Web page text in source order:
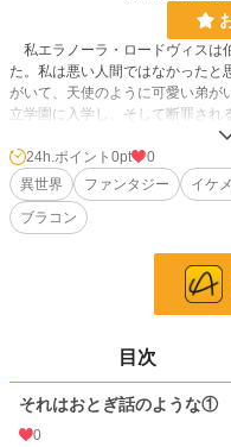
私エラノーラ・ロードヴィスは
た。私は悪い人間ではなかった
がいて、天使のように可愛い弟が
立学園に入学し、そして断罪され
※「エラノーラ・ロードヴィス！
ですが、道のり遠し。千里の道も
小説 228,619 位 /
24h.ポイント 0pt
0
異世界
ファンタジー イケ
ブラコン
目次
それはおとぎ話のような①
0